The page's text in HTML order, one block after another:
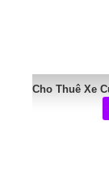
Cho Thuê Xe